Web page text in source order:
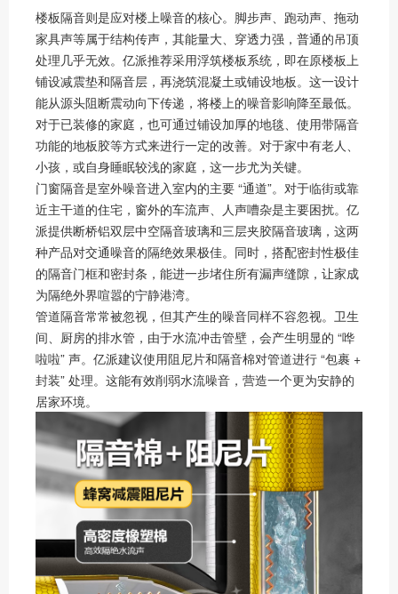
楼板隔音则是应对楼上噪音的核心。脚步声、跑动声、拖动
家具声等属于结构传声，其能量大、穿透力强，普通的吊顶
处理几乎无效。亿派推荐采用浮筑楼板系统，即在原楼板上
铺设减震垫和隔音层，再浇筑混凝土或铺设地板。这一设计
能从源头阻断震动向下传递，将楼上的噪音影响降至最低。
对于已装修的家庭，也可通过铺设加厚的地毯、使用带隔音
功能的地板胶等方式来进行一定的改善。对于家中有老人、
小孩，或自身睡眠较浅的家庭，这一步尤为关键。
门窗隔音是室外噪音进入室内的主要 “通道”。对于临街或靠
近主干道的住宅，窗外的车流声、人声嘈杂是主要困扰。亿
派提供断桥铝双层中空隔音玻璃和三层夹胶隔音玻璃，这两
种产品对交通噪音的隔绝效果极佳。同时，搭配密封性极佳
的隔音门框和密封条，能进一步堵住所有漏声缝隙，让家成
为隔绝外界喧嚣的宁静港湾。
管道隔音常常被忽视，但其产生的噪音同样不容忽视。卫生
间、厨房的排水管，由于水流冲击管壁，会产生明显的 “哗
啦啦” 声。亿派建议使用阻尼片和隔音棉对管道进行 “包裹 +
封装” 处理。这能有效削弱水流噪音，营造一个更为安静的
居家环境。